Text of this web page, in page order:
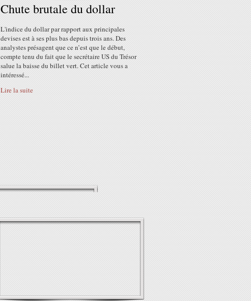
Chute brutale du dollar
L'indice du dollar par rapport aux principales
devises est à ses plus bas depuis trois ans. Des
analystes présagent que ce n’est que le début,
compte tenu du fait que le secrétaire US du Trésor
salue la baisse du billet vert. Cet article vous a
intéressé...
Lire la suite